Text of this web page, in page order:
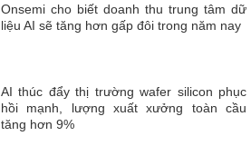
Onsemi cho biết doanh thu trung tâm dữ
liệu AI sẽ tăng hơn gấp đôi trong năm nay
AI thúc đẩy thị trường wafer silicon phục
hồi mạnh, lượng xuất xưởng toàn cầu
tăng hơn 9%